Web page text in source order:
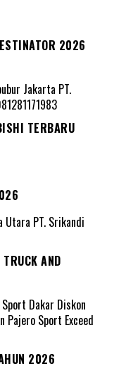
2026
TERBARU
AND
2026